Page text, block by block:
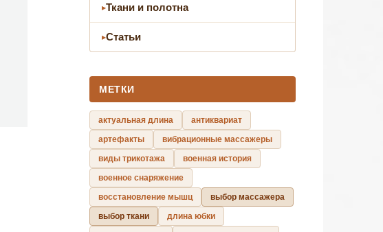
Ткани и полотна
Статьи
МЕТКИ
актуальная длина
антиквариат
артефакты
вибрационные массажеры
виды трикотажа
военная история
военное снаряжение
восстановление мышц
выбор массажера
выбор ткани
длина юбки